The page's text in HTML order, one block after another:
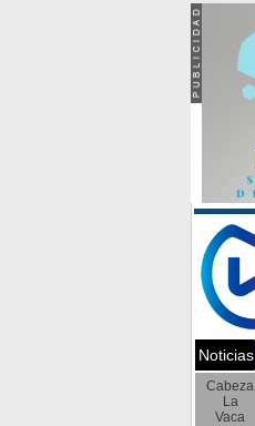
Noticias
Cabeza
La
Vaca